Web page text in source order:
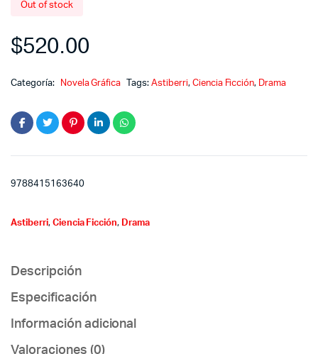
Out of stock
$520.00
Categoría: Novela Gráfica Tags:Astiberri, Ciencia Ficción, Drama
9788415163640
Astiberri, Ciencia Ficción, Drama
Descripción
Especificación
Información adicional
Valoraciones (0)